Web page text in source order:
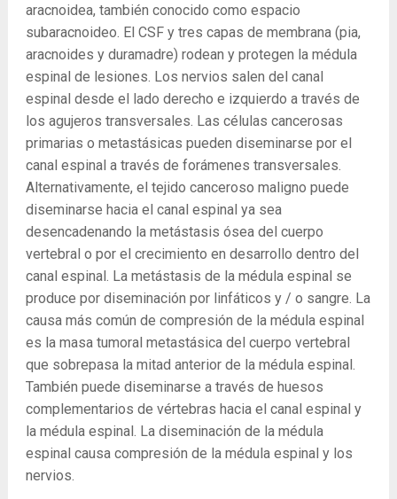
aracnoidea, también conocido como espacio
subaracnoideo. El CSF y tres capas de membrana (pia,
aracnoides y duramadre) rodean y protegen la médula
espinal de lesiones. Los nervios salen del canal
espinal desde el lado derecho e izquierdo a través de
los agujeros transversales. Las células cancerosas
primarias o metastásicas pueden diseminarse por el
canal espinal a través de forámenes transversales.
Alternativamente, el tejido canceroso maligno puede
diseminarse hacia el canal espinal ya sea
desencadenando la metástasis ósea del cuerpo
vertebral o por el crecimiento en desarrollo dentro del
canal espinal. La metástasis de la médula espinal se
produce por diseminación por linfáticos y / o sangre. La
causa más común de compresión de la médula espinal
es la masa tumoral metastásica del cuerpo vertebral
que sobrepasa la mitad anterior de la médula espinal.
También puede diseminarse a través de huesos
complementarios de vértebras hacia el canal espinal y
la médula espinal. La diseminación de la médula
espinal causa compresión de la médula espinal y los
nervios.